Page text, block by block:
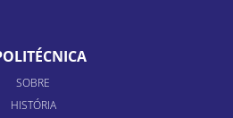
SOBRE
HISTÓRIA